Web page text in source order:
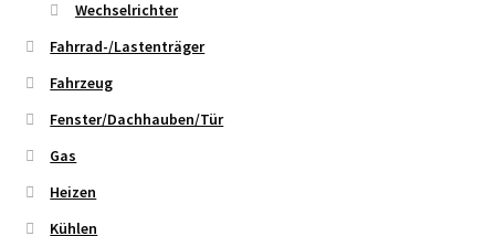
Wechselrichter
Fahrrad-/Lastenträger
Fahrzeug
Fenster/Dachhauben/Tür
Gas
Heizen
Kühlen